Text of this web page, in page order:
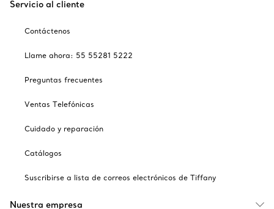
Servicio al cliente
Contáctenos
Llame ahora: 55 55281 5222
Preguntas frecuentes
Ventas Telefónicas
Cuidado y reparación
Catálogos
Suscribirse a lista de correos electrónicos de Tiffany
Nuestra empresa